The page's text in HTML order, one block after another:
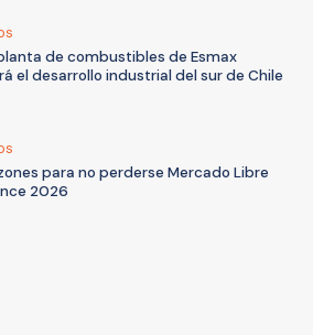
de combustibles de Esmax
el desarrollo industrial del sur de Chile
para no perderse Mercado Libre
2026